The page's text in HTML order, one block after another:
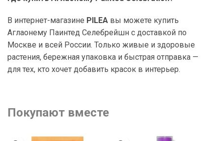
В интернет-магазине PILEA вы можете купить
Аглаонему Паинтед Селебрейшн с доставкой по
Москве и всей России. Только живые и здоровые
растения, бережная упаковка и быстрая отправка —
для тех, кто хочет добавить красок в интерьер.
Покупают вместе